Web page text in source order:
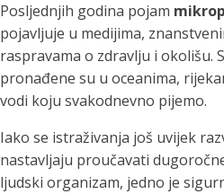
Posljednjih godina pojam
pojavljuje u medijima,
raspravama o zdravlju i okolišu.
pronađene su u oceanima,
vodi koju svakodnevno pijemo.
Iako se istraživanja još uvijek
nastavljaju proučavati
ljudski organizam, jedno je
Tuš glave
filtriranje vode za tuširanje